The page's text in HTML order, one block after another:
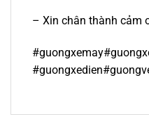
– Xin chân thành cảm